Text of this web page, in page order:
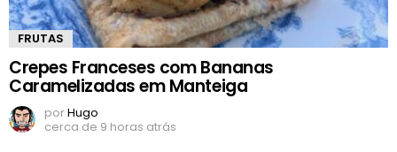
FRUTAS
Crepes Franceses com Bananas
Caramelizadas em Manteiga
porHugo
cerca de 9 horas atrás